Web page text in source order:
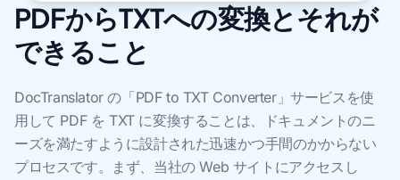
PDFからTXTへの変換とそれが
できること
DocTranslator の「PDF to TXT Converter」サービスを使
用して PDF を TXT に変換することは、ドキュメントのニ
ーズを満たすように設計された迅速かつ手間のかからない
プロセスです。まず、当社の Web サイトにアクセスし